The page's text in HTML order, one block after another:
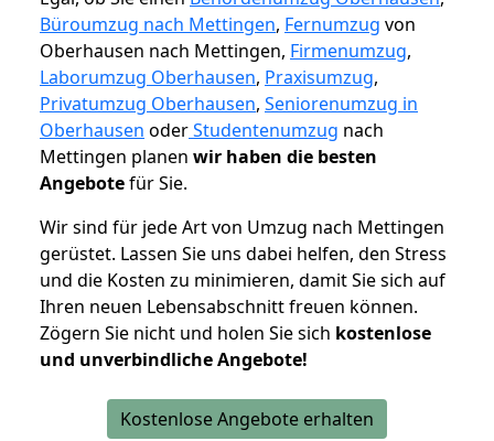
Büroumzug nach Mettingen, Fernumzug von
Oberhausen nach Mettingen, Firmenumzug,
Laborumzug Oberhausen, Praxisumzug,
Privatumzug Oberhausen, Seniorenumzug in
Oberhausen oderStudentenumzug nach
Mettingen planen wir haben die besten
Angebotefür Sie.
Wir sind für jede Art von Umzug nach Mettingen
gerüstet. Lassen Sie uns dabei helfen, den Stress
und die Kosten zu minimieren, damit Sie sich auf
Ihren neuen Lebensabschnitt freuen können.
Zögern Sie nicht und holen Sie sich kostenlose
und unverbindliche Angebote!
Kostenlose Angebote erhalten